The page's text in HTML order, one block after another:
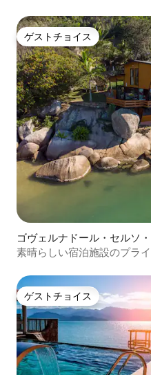
ゲストチョイス
ゲストチョイス
ゴヴェルナドール・セルソ
素晴らしい宿泊施設のプラ
ゲストチョイス
ゲストチョイス